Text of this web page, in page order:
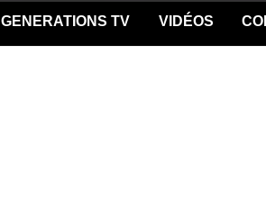
GENERATIONS TV VIDÉOS